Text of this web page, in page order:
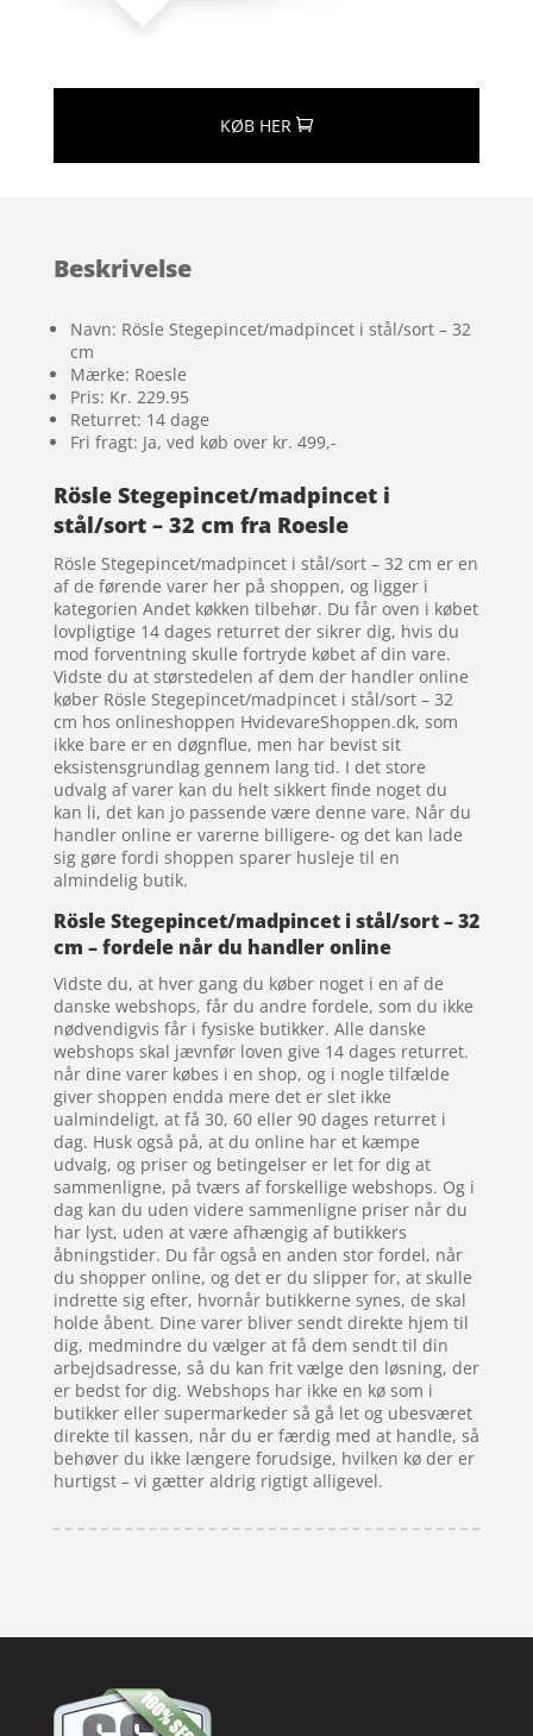
KØB HER
Beskrivelse
Navn: Rösle Stegepincet/madpincet i stål/sort – 32
cm
Mærke: Roesle
Pris: Kr. 229.95
Returret: 14 dage
Fri fragt: Ja, ved køb over kr. 499,-
Rösle Stegepincet/madpincet i
stål/sort – 32 cm fra Roesle
Rösle Stegepincet/madpincet i stål/sort – 32 cm er en
af de førende varer her på shoppen, og ligger i
kategorien Andet køkken tilbehør. Du får oven i købet
lovpligtige 14 dages returret der sikrer dig, hvis du
mod forventning skulle fortryde købet af din vare.
Vidste du at størstedelen af dem der handler online
køber Rösle Stegepincet/madpincet i stål/sort – 32
cm hos onlineshoppen HvidevareShoppen.dk, som
ikke bare er en døgnflue, men har bevist sit
eksistensgrundlag gennem lang tid. I det store
udvalg af varer kan du helt sikkert finde noget du
kan li, det kan jo passende være denne vare. Når du
handler online er varerne billigere- og det kan lade
sig gøre fordi shoppen sparer husleje til en
almindelig butik.
Rösle Stegepincet/madpincet i stål/sort – 32
cm – fordele når du handler online
Vidste du, at hver gang du køber noget i en af de
danske webshops, får du andre fordele, som du ikke
nødvendigvis får i fysiske butikker. Alle danske
webshops skal jævnfør loven give 14 dages returret.
når dine varer købes i en shop, og i nogle tilfælde
giver shoppen endda mere det er slet ikke
ualmindeligt, at få 30, 60 eller 90 dages returret i
dag. Husk også på, at du online har et kæmpe
udvalg, og priser og betingelser er let for dig at
sammenligne, på tværs af forskellige webshops. Og i
dag kan du uden videre sammenligne priser når du
har lyst, uden at være afhængig af butikkers
åbningstider. Du får også en anden stor fordel, når
du shopper online, og det er du slipper for, at skulle
indrette sig efter, hvornår butikkerne synes, de skal
holde åbent. Dine varer bliver sendt direkte hjem til
dig, medmindre du vælger at få dem sendt til din
arbejdsadresse, så du kan frit vælge den løsning, der
er bedst for dig. Webshops har ikke en kø som i
butikker eller supermarkeder så gå let og ubesværet
direkte til kassen, når du er færdig med at handle, så
behøver du ikke længere forudsige, hvilken kø der er
hurtigst – vi gætter aldrig rigtigt alligevel.